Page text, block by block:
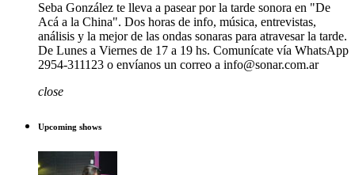
Seba González te lleva a pasear por la tarde sonora en "De
Acá a la China". Dos horas de info, música, entrevistas,
análisis y la mejor de las ondas sonaras para atravesar la tarde.
De Lunes a Viernes de 17 a 19 hs. Comunícate vía WhatsApp
2954-311123 o envíanos un correo a info@sonar.com.ar
close
Upcoming shows